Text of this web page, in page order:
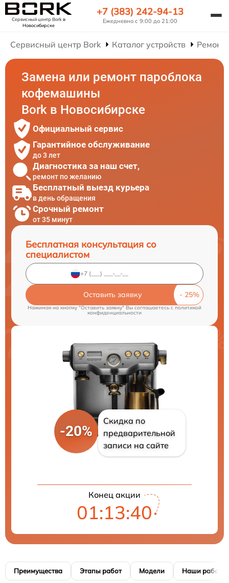
Сервисный центр Borkв
Новосибирске
+7 (383) 242-94-13
Ежедневно с 9:00 до 21:00
Сервисный центр Bork Каталог устройств
Замена или ремонт пароблока
кофемашины
Bork в Новосибирске
Официальный сервис
Гарантийное обслуживание
до 3 лет
Диагностика за наш счет,
ремонт по желанию
Бесплатный выезд курьера
в день обращения
Срочный ремонт
от 35 минут
Бесплатная консультация со
специалистом
Оставить заявку
Нажимая на кнопку "Оставить заявку" Вы соглашаетесь cполитикой
конфиденциальности
-20%
Скидка по
предварительной
записи на сайте
Конец акции
01:13:40
Преимущества Этапы работ Модели Наши работы